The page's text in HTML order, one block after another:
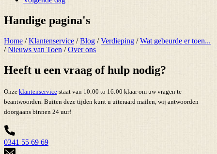
Handige pagina's
Home /Klantenservice /Blog /Verdieping /Wat gebeurde er toen...
/Nieuws van Toen /Over ons
Heeft u een vraag of hulp nodig?
Onze klantenservice staat van 10:00 to 16:00 klaar om uw vragen te
beantwoorden. Buiten deze tijden kunt u uiteraard mailen, wij antwoorden
doorgaans binnen 24 uur!
0341 55 69 69